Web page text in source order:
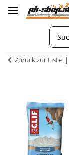
Zurück zur Liste